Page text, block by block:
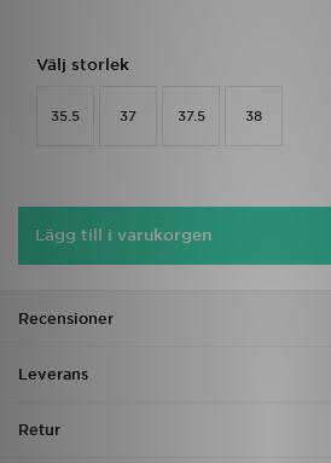
Välj storlek
35.5 37 37.5 38
Lägg till i varukorgen
Recensioner
Leverans
Retur